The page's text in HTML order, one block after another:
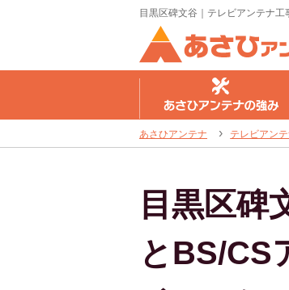
目黒区碑文谷｜テレビアンテナ
料金のご案内
あさひアンテナ テレビアン
目黒区碑
とBS/CS